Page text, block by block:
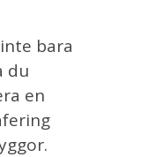
bara
du
en